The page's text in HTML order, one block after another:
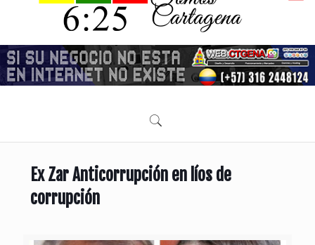
Ex Zar Anticorrupción en líos de
corrupción